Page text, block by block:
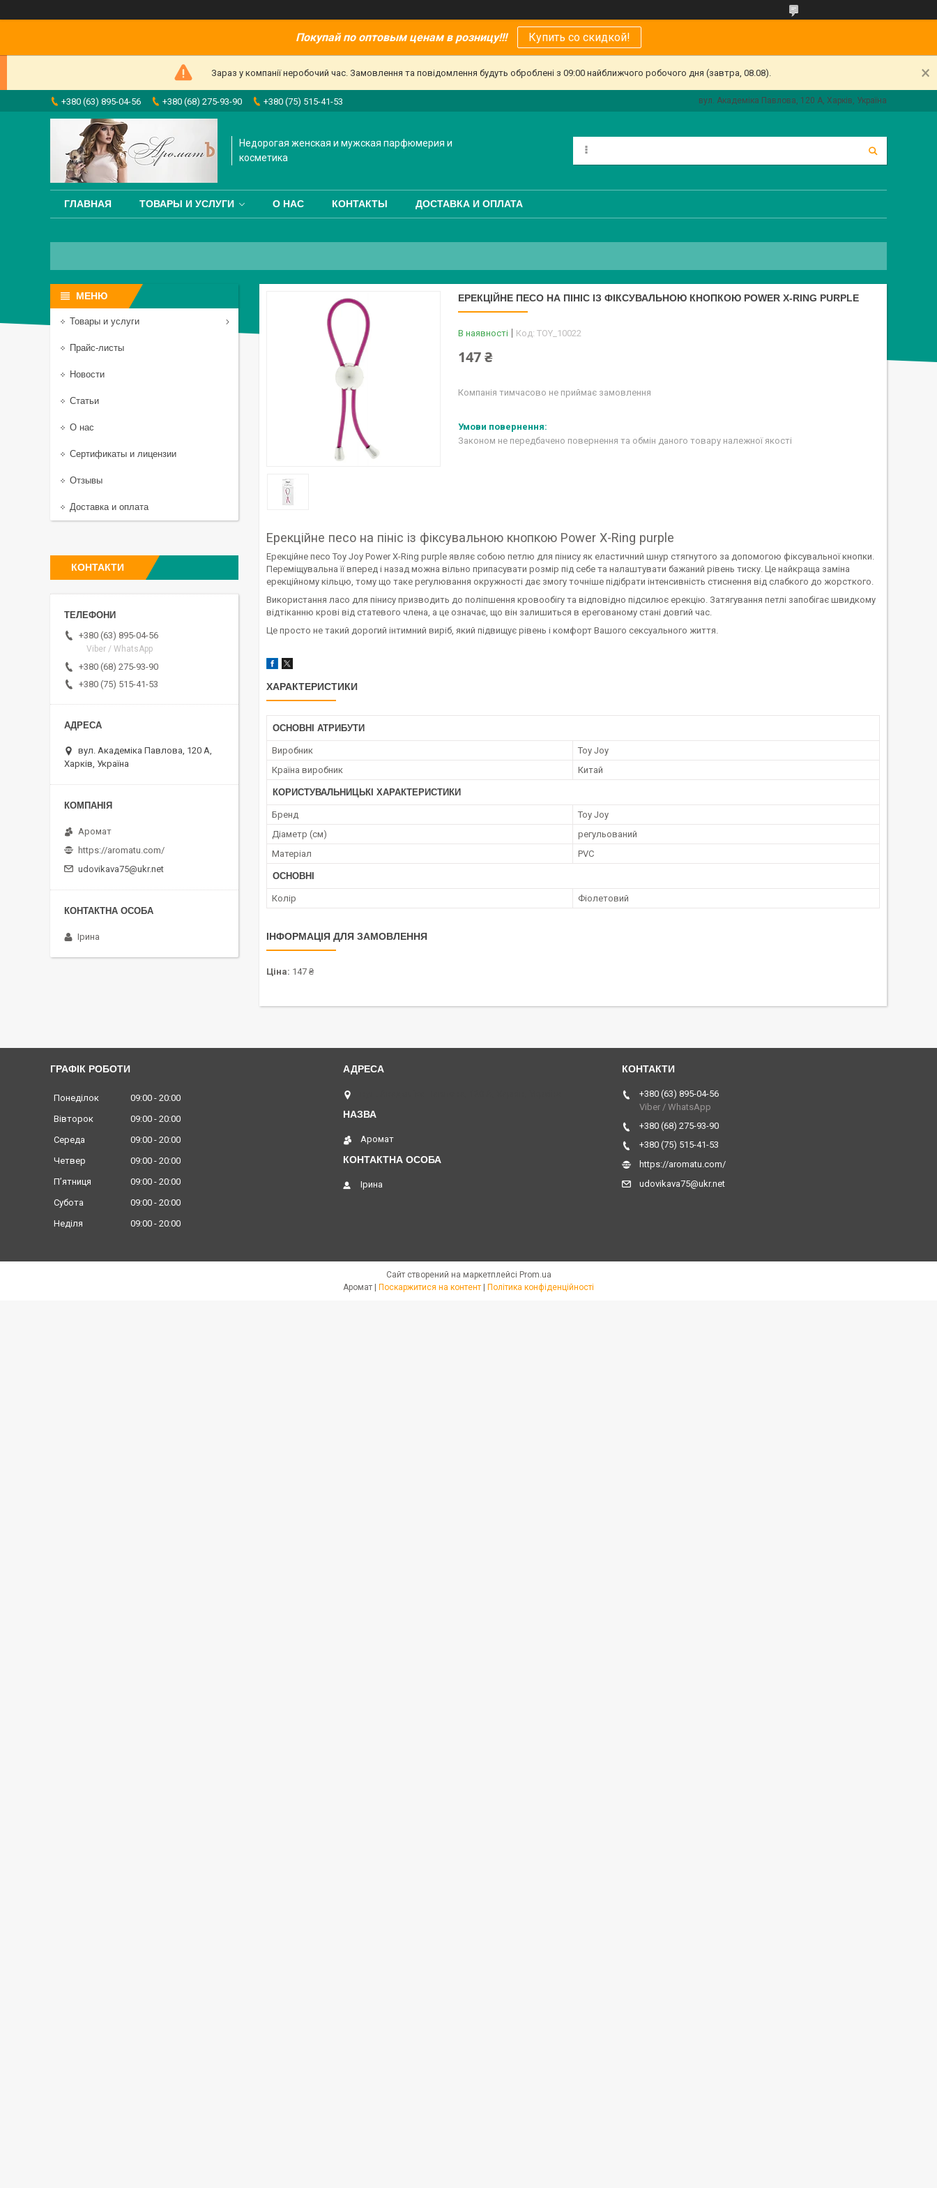
Покупай по оптовым ценам в розницу!!! Купить со скидкой!
Зараз у компанії неробочий час. Замовлення та повідомлення будуть оброблені з 09:00 найближчого робочого дня (завтра, 08.08).
+380 (63) 895-04-56 +380 (68) 275-93-90 +380 (75) 515-41-53 вул. Академіка Павлова, 120 А, Харків, Україна
Недорогая женская и мужская парфюмерия и
косметика
ГЛАВНАЯ ТОВАРЫ И УСЛУГИ О НАС КОНТАКТЫ ДОСТАВКА И ОПЛАТА
ЕРЕКЦІЙНЕ ПЕСО НА ПІНІС ІЗ ФІКСУВАЛЬНОЮ КНОПКОЮ POWER X-RING PURPLE
В наявності Код: TOY_10022
147 ₴
Компанія тимчасово не приймає замовлення
Законом не передбачено повернення та обмін даного товару належної якості
Ерекційне песо на пініс із фіксувальною кнопкою Power X-Ring purple
Ерекційне песо Toy Joy Power X-Ring purple являє собою петлю для пінису як еластичний шнур стягнутого за допомогою фіксувальної кнопки.
Переміщувальна її вперед і назад можна вільно припасувати розмір під себе та налаштувати бажаний рівень тиску. Це найкраща заміна
ерекційному кільцю, тому що таке регулювання окружності дає змогу точніше підібрати інтенсивність стиснення від слабкого до жорсткого.
Використання ласо для пінису призводить до поліпшення кровообігу та відповідно підсилює ерекцію. Затягування петлі запобігає швидкому
відтіканню крові від статевого члена, а це означає, що він залишиться в ерегованому стані довгий час.
Це просто не такий дорогий інтимний виріб, який підвищує рівень і комфорт Вашого сексуального життя.
ХАРАКТЕРИСТИКИ
ОСНОВНІ АТРИБУТИ
Виробник
Toy Joy
Країна виробник
Китай
КОРИСТУВАЛЬНИЦЬКІ ХАРАКТЕРИСТИКИ
Бренд
Toy Joy
Діаметр (см)
регульований
Матеріал
PVC
ОСНОВНІ
Колір Фіолетовий
ІНФОРМАЦІЯ ДЛЯ ЗАМОВЛЕННЯ
Ціна: 147 ₴
Товары и услуги
Прайс-листы
Новости
Статьи
О нас
Сертификаты и лицензии
Отзывы
Доставка и оплата
КОНТАКТИ
+380 (63) 895-04-56
Viber / WhatsApp
+380 (68) 275-93-90
+380 (75) 515-41-53
вул. Академіка Павлова, 120 А,
Харків, Україна
Аромат
https://aromatu.com/
udovikava75@ukr.net
Ірина
ГРАФІК РОБОТИ
Понеділок 09:00
20:00
Вівторок
09:00
20:00
Середа
09:00
20:00
Четвер
09:00
20:00
Пʼятниця
09:00
20:00
Субота
09:00
20:00
Неділя
09:00 20:00
Аромат
Ірина
+380 (63) 895-04-56
Viber / WhatsApp
+380 (68) 275-93-90
+380 (75) 515-41-53
https://aromatu.com/
udovikava75@ukr.net
Сайт створений на маркетплейсі Prom.ua
Поскаржитися на контент Політика конфіденційності